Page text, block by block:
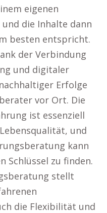
eigenen
die Inhalte dann
besten entspricht.
der Verbindung
und digitaler
Erfolge
vor Ort. Die
ist essenziell
und
kann
Schlüssel zu finden.
stellt
die Flexibilität und